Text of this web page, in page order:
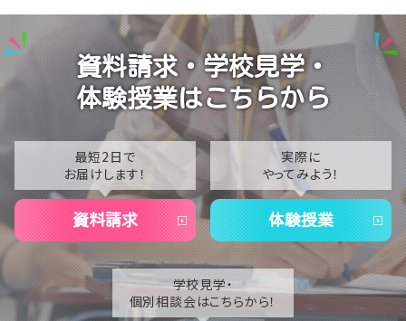
【立川】体験授業のお知らせ✨
【立川】野球観戦してきました！
2025
2024
2023
2021
2020
2019
2018
資料請求・学校見学・
体験授業はこちらから
最短2日で
お届けします！
資料請求
実際に
やってみよう！
体験授業
学校見学・
個別相談会はこちらから！